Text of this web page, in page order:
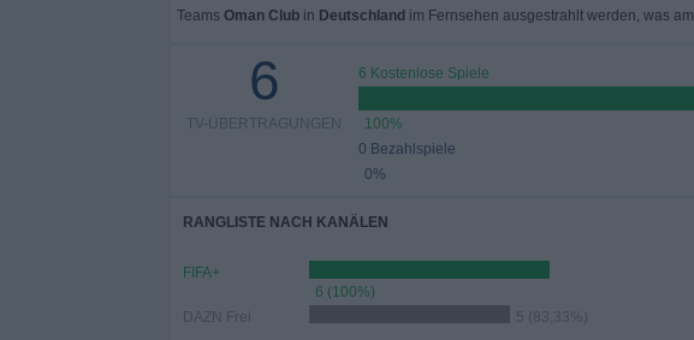
Teams Oman Clubin Deutschland im Fernsehen ausgestrahlt werden, was am
6
TV-ÜBERTRAGUNGEN
6 Kostenlose Spiele
100%
0 Bezahlspiele
0%
RANGLISTE NACH KANÄLEN
FIFA+
6 (100%)
DAZN Frei
5 (83,33%)